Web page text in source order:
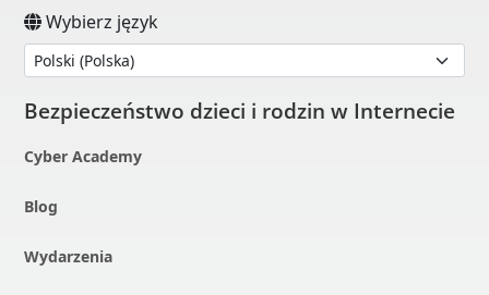
Wybierz język
Bezpieczeństwo dzieci i rodzin w Internecie
Cyber Academy
Blog
Wydarzenia
Open On A New Tab
Open On A New Tab
Open On A New Tab
Open On A New Tab